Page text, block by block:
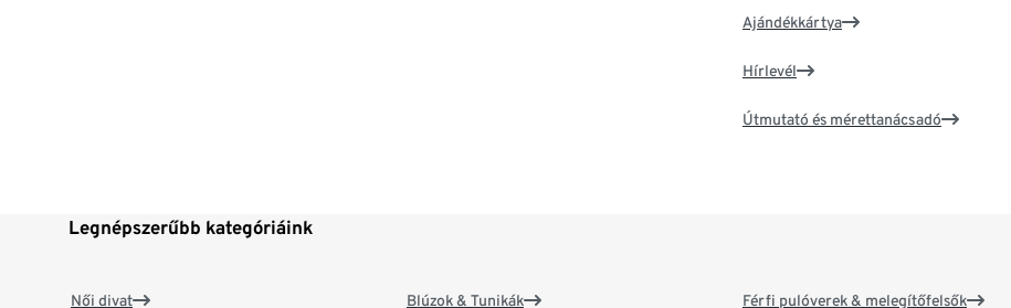
Ajándékkártya
Hírlevél
Útmutató és mérettanácsadó
Legnépszerűbb kategóriáink
Női divat Blúzok & Tunikák Férfi pulóverek & melegítőfelsők